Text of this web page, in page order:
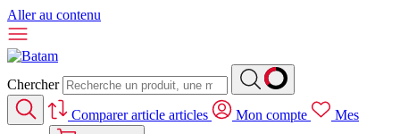
Aller au contenu
Chercher
Comparerarticle articles Mon compte
Mes